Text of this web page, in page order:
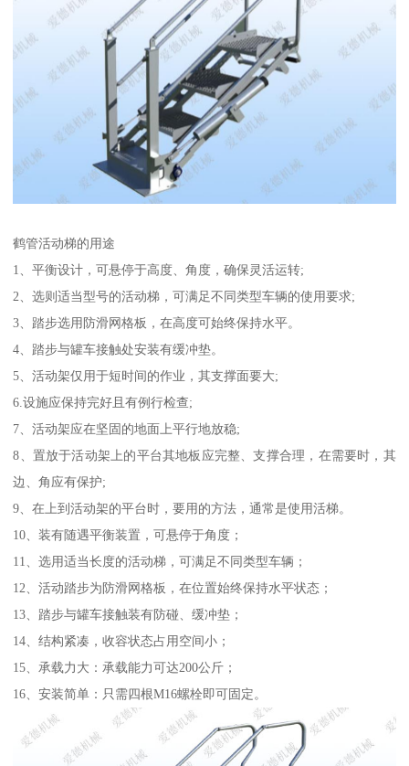
鹤管活动梯的用途
1、平衡设计，可悬停于高度、角度，确保灵活运转;
2、选则适当型号的活动梯，可满足不同类型车辆的使用要求;
3、踏步选用防滑网格板，在高度可始终保持水平。
4、踏步与罐车接触处安装有缓冲垫。
5、活动架仅用于短时间的作业，其支撑面要大;
6.设施应保持完好且有例行检查;
7、活动架应在坚固的地面上平行地放稳;
8、置放于活动架上的平台其地板应完整、支撑合理，在需要时，其
边、角应有保护;
9、在上到活动架的平台时，要用的方法，通常是使用活梯。
10、装有随遇平衡装置，可悬停于角度；
11、选用适当长度的活动梯，可满足不同类型车辆；
12、活动踏步为防滑网格板，在位置始终保持水平状态；
13、踏步与罐车接触装有防碰、缓冲垫；
14、结构紧凑，收容状态占用空间小；
15、承载力大：承载能力可达200公斤；
16、安装简单：只需四根M16螺栓即可固定。